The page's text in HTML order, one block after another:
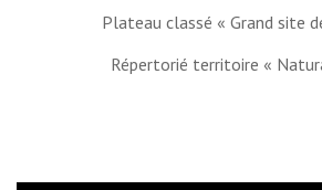
Plateau classé « Grand site
Répertorié territoire «